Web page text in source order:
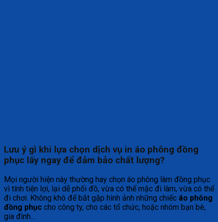
Lưu ý gì khi lựa chọn dịch vụ in áo phông đồng
phục lấy ngay để đảm bảo chất lượng?
Mọi người hiện này thường hay chọn áo phông làm đồng phục
vì tính tiện lợi, lại dễ phối đồ, vừa có thể mặc đi làm, vừa có thể
đi chơi. Không khó để bắt gặp hình ảnh những chiếc áo phông
đồng phục cho công ty, cho các tổ chức, hoặc nhóm bạn bè,
gia đình…